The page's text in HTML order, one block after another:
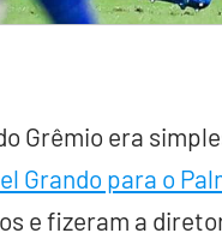
Grêmio era
Grando para o
e fizeram a